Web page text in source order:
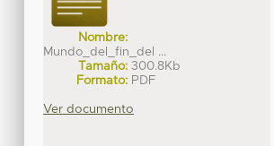
Nombre:
Mundo_del_fin_del ...
Tamaño: 300.8Kb
Formato: PDF
Ver documento